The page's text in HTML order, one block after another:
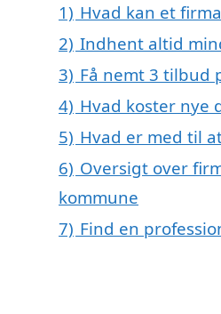
1) Hvad kan et
2) Indhent altid
3) Få nemt 3 tilbud
4) Hvad koster nye
5) Hvad er med til
6) Oversigt over
kommune
7) Find en